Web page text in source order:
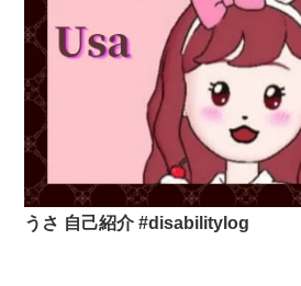
うさ 自己紹介 #disabilitylog